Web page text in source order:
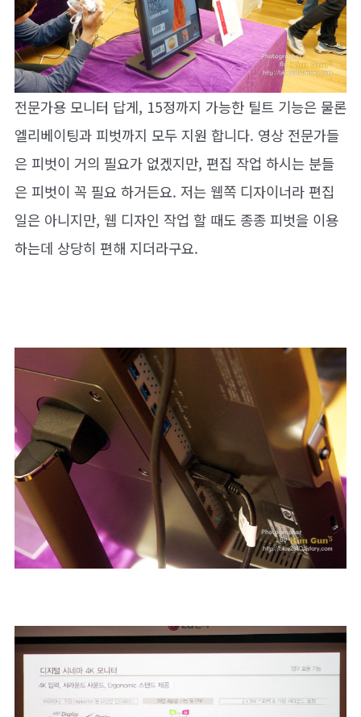
전문가용 모니터 답게, 15정까지 가능한 틸트 기능은 물론
엘리베이팅과 피벗까지 모두 지원 합니다. 영상 전문가들
은 피벗이 거의 필요가 없겠지만, 편집 작업 하시는 분들
은 피벗이 꼭 필요 하거든요. 저는 웹쪽 디자이너라 편집
일은 아니지만, 웹 디자인 작업 할 때도 종종 피벗을 이용
하는데 상당히 편해 지더라구요.